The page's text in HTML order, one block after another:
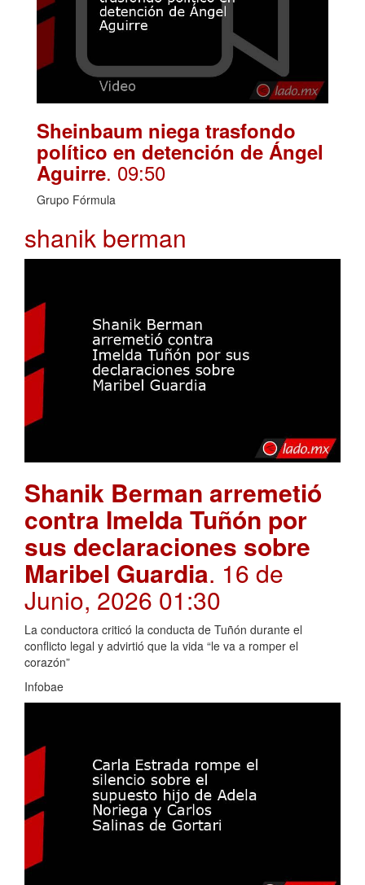
Sheinbaum niega trasfondo
político en detención de Ángel
Aguirre. 09:50
Grupo Fórmula
shanik berman
Shanik Berman arremetió
contra Imelda Tuñón por
sus declaraciones sobre
Maribel Guardia. 16 de
Junio, 2026 01:30
La conductora criticó la conducta de Tuñón durante el
conflicto legal y advirtió que la vida “le va a romper el
corazón”
Infobae